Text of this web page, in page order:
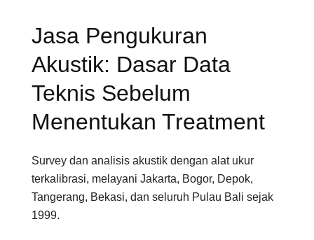
Jasa Pengukuran
Akustik: Dasar Data
Teknis Sebelum
Menentukan Treatment
Survey dan analisis akustik dengan alat ukur
terkalibrasi, melayani Jakarta, Bogor, Depok,
Tangerang, Bekasi, dan seluruh Pulau Bali sejak
1999.